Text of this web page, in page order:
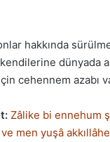
hakkında
dünyada
cehennem azabı
Zâlike bi ennehum
men yuşâ